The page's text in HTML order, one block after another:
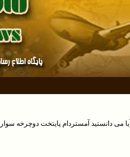
آیا می دانستید آمستردام پایتخت دوچرخه